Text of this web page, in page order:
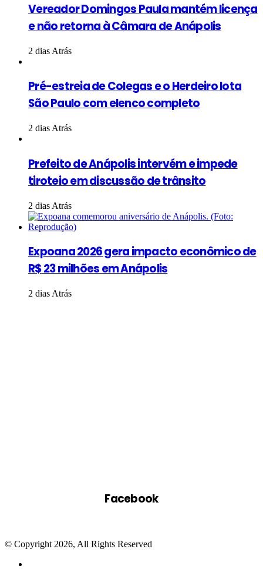
Vereador Domingos Paula mantém licença
e não retorna à Câmara de Anápolis
2 dias Atrás
Pré-estreia de Colegas e o Herdeiro lota
São Paulo com elenco completo
2 dias Atrás
Prefeito de Anápolis intervém e impede
tiroteio em discussão de trânsito
2 dias Atrás
Expoana 2026 gera impacto econômico de
R$ 23 milhões em Anápolis
2 dias Atrás
Facebook
© Copyright 2026, All Rights Reserved